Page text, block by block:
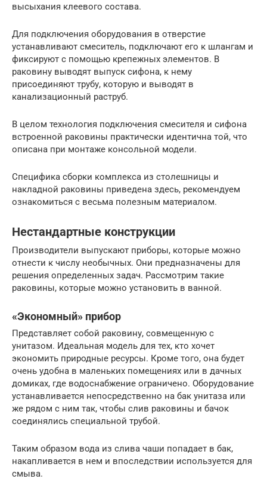
высыхания клеевого состава.
Для подключения оборудования в отверстие
устанавливают смеситель, подключают его к шлангам и
фиксируют с помощью крепежных элементов. В
раковину выводят выпуск сифона, к нему
присоединяют трубу, которую и выводят в
канализационный раструб.
В целом технология подключения смесителя и сифона
встроенной раковины практически идентична той, что
описана при монтаже консольной модели.
Специфика сборки комплекса из столешницы и
накладной раковины приведена здесь, рекомендуем
ознакомиться с весьма полезным материалом.
Нестандартные конструкции
Производители выпускают приборы, которые можно
отнести к числу необычных. Они предназначены для
решения определенных задач. Рассмотрим такие
раковины, которые можно установить в ванной.
«Экономный» прибор
Представляет собой раковину, совмещенную с
унитазом. Идеальная модель для тех, кто хочет
экономить природные ресурсы. Кроме того, она будет
очень удобна в маленьких помещениях или в дачных
домиках, где водоснабжение ограничено. Оборудование
устанавливается непосредственно на бак унитаза или
же рядом с ним так, чтобы слив раковины и бачок
соединялись специальной трубой.
Таким образом вода из слива чаши попадает в бак,
накапливается в нем и впоследствии используется для
смыва.